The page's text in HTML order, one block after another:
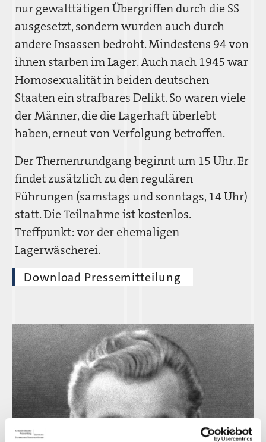
nur gewalttätigen Übergriffen durch die SS
ausgesetzt, sondern wurden auch durch
andere Insassen bedroht. Mindestens 94 von
ihnen starben im Lager. Auch nach 1945 war
Homosexualität in beiden deutschen
Staaten ein strafbares Delikt. So waren viele
der Männer, die die Lagerhaft überlebt
haben, erneut von Verfolgung betroffen.
Der Themenrundgang beginnt um 15 Uhr. Er
findet zusätzlich zu den regulären
Führungen (samstags und sonntags, 14 Uhr)
statt. Die Teilnahme ist kostenlos.
Treffpunkt: vor der ehemaligen
Lagerwäscherei.
Download Pressemitteilung